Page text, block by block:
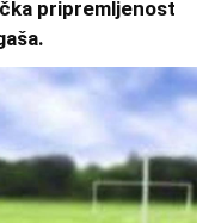
pripremljenost